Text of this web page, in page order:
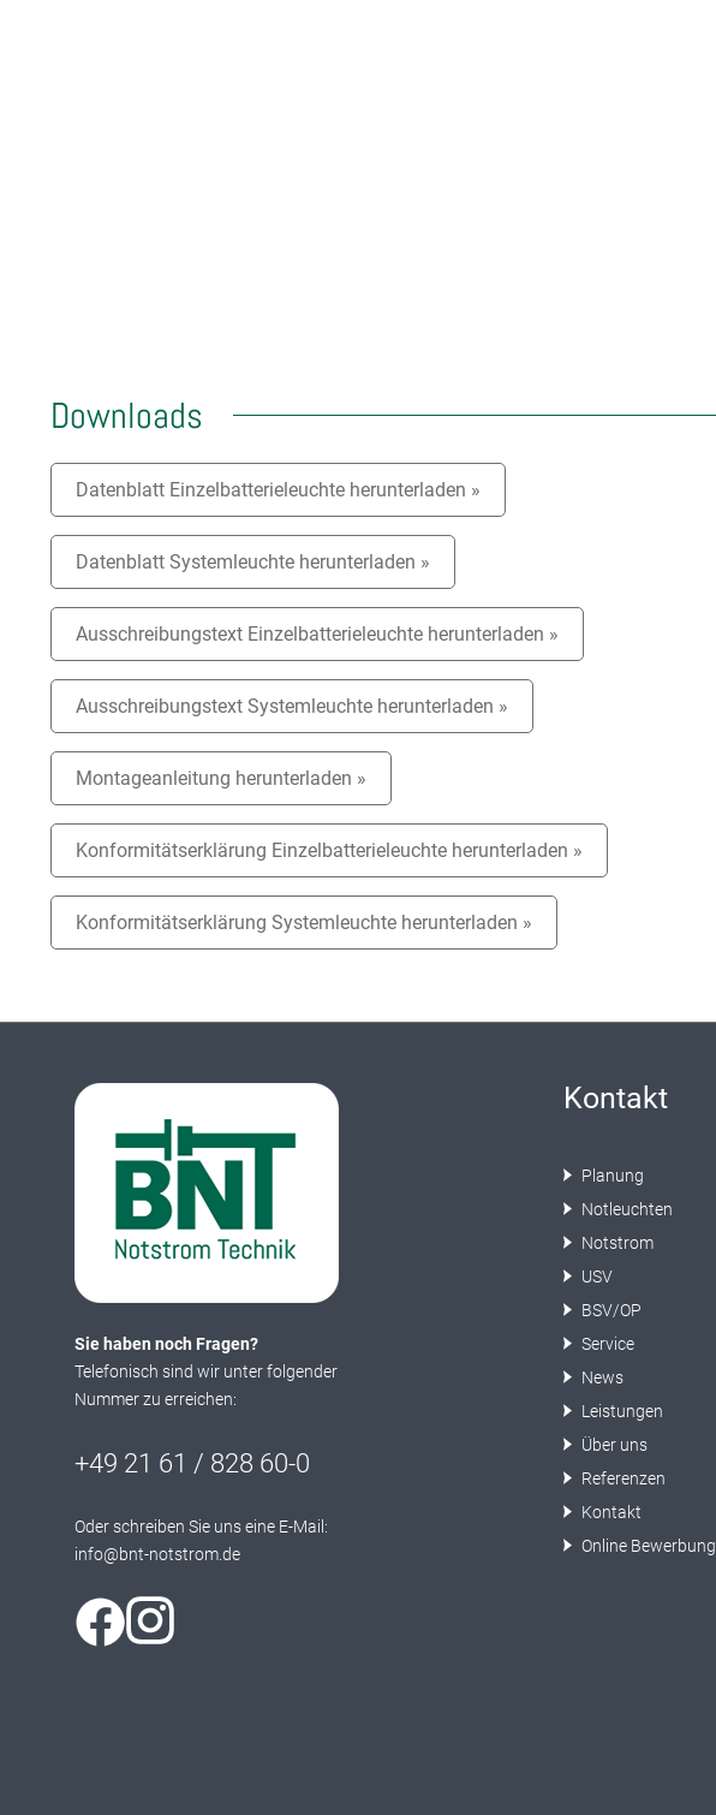
Downloads
Datenblatt Einzelbatterieleuchte herunterladen »
Ausschreibungstext Einzelbatterieleuchte herunterladen »
Montageanleitung herunterladen »
Konformitätserklärung Einzelbatterieleuchte herunterladen »
Datenblatt Systemleuchte herunterladen »
Ausschreibungstext Systemleuchte herunterladen »
Konformitätserklärung Systemleuchte herunterladen »
Sie haben noch Fragen?
Telefonisch sind wir unter folgender
Nummer zu erreichen:
+49 21 61 / 828 60-0
Oder schreiben Sie uns eine E-Mail:
info@bnt-notstrom.de
Kontakt
Planung
Notleuchten
Notstrom
USV
BSV/OP
Service
News
Leistungen
Über uns
Referenzen
Kontakt
Online Bewerbung